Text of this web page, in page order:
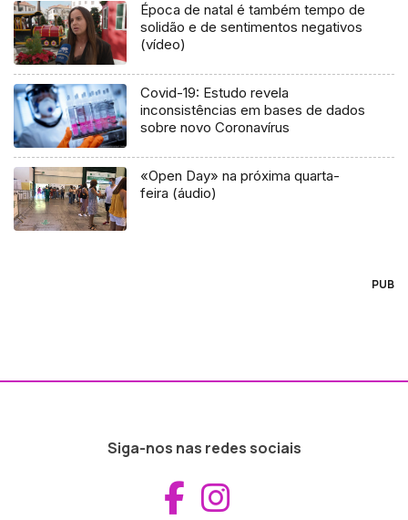
Época de natal é também tempo de
solidão e de sentimentos negativos
(vídeo)
Covid-19: Estudo revela
inconsistências em bases de dados
sobre novo Coronavírus
«Open Day» na próxima quarta-
feira (áudio)
PUB
Siga-nos nas redes sociais
Aceder ao